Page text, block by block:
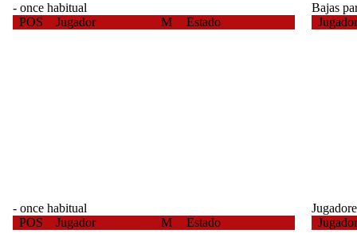
- once habitual
Bajas
POS
Jugador M Estado Jugador
- once habitual
POS
Jugador M Estado Jugador